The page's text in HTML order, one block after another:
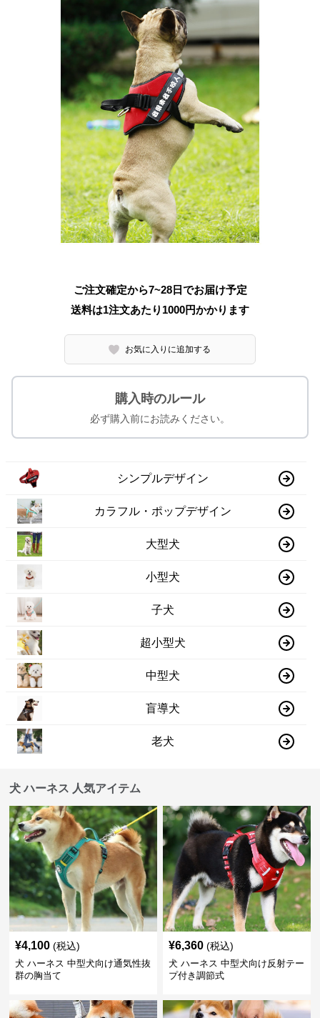
ご注文確定から7~28日でお届け予定
送料は1注文あたり 1000円かかります
お気に入りに追加する
購入時のルール
必ず購入前にお読みください。
シンプルデザイン
カラフル・ポップデザイン
大型犬
小型犬
子犬
超小型犬
中型犬
盲導犬
老犬
犬 ハーネス 人気アイテム
¥4,100 (税込)
犬 ハーネス 中型犬向け通気性抜
群の胸当て
¥6,360 (税込)
犬 ハーネス 中型犬向け反射テー
プ付き調節式